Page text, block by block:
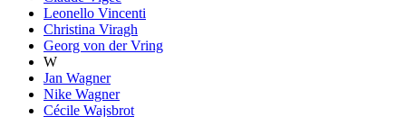
Leonello Vincenti
Christina Viragh
Georg von der Vring
W
Jan Wagner
Nike Wagner
Cécile Wajsbrot